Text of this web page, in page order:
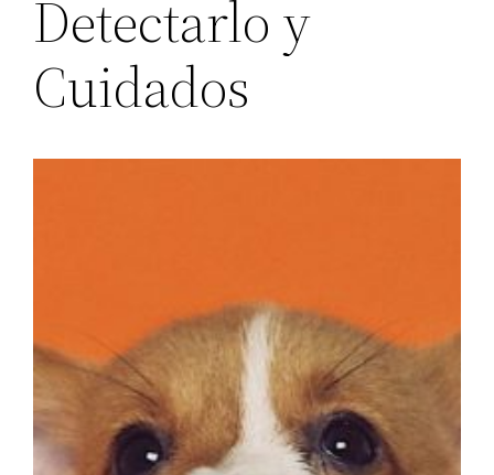
Detectarlo y
Cuidados